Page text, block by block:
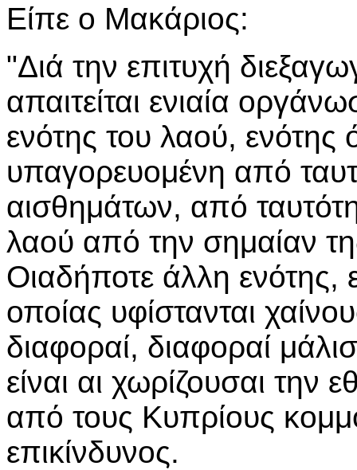
Είπε ο Μακάριος:
"Διά την επιτυχή
απαιτείται ενιαία
ενότης του λαού,
υπαγορευομένη από
αισθημάτων, από
λαού από την σημαίαν
Οιαδήποτε άλλη ενότης,
οποίας υφίστανται
διαφοραί, διαφοραί
είναι αι χωρίζουσαι την
από τους Κυπρίους
επικίνδυνος.